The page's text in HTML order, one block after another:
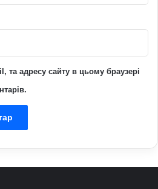
та адресу сайту в цьому браузері